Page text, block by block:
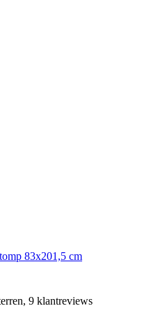
83x201,5 cm
9 klantreviews